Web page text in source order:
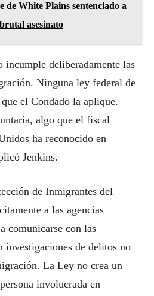
de White Plains sentenciado a
asesinato
incumple deliberadamente las
Ninguna ley federal de
el Condado la aplique.
algo que el fiscal
ha reconocido en
Jenkins.
de Inmigrantes del
a las agencias
comunicarse con las
investigaciones de delitos no
La Ley no crea un
involucrada en